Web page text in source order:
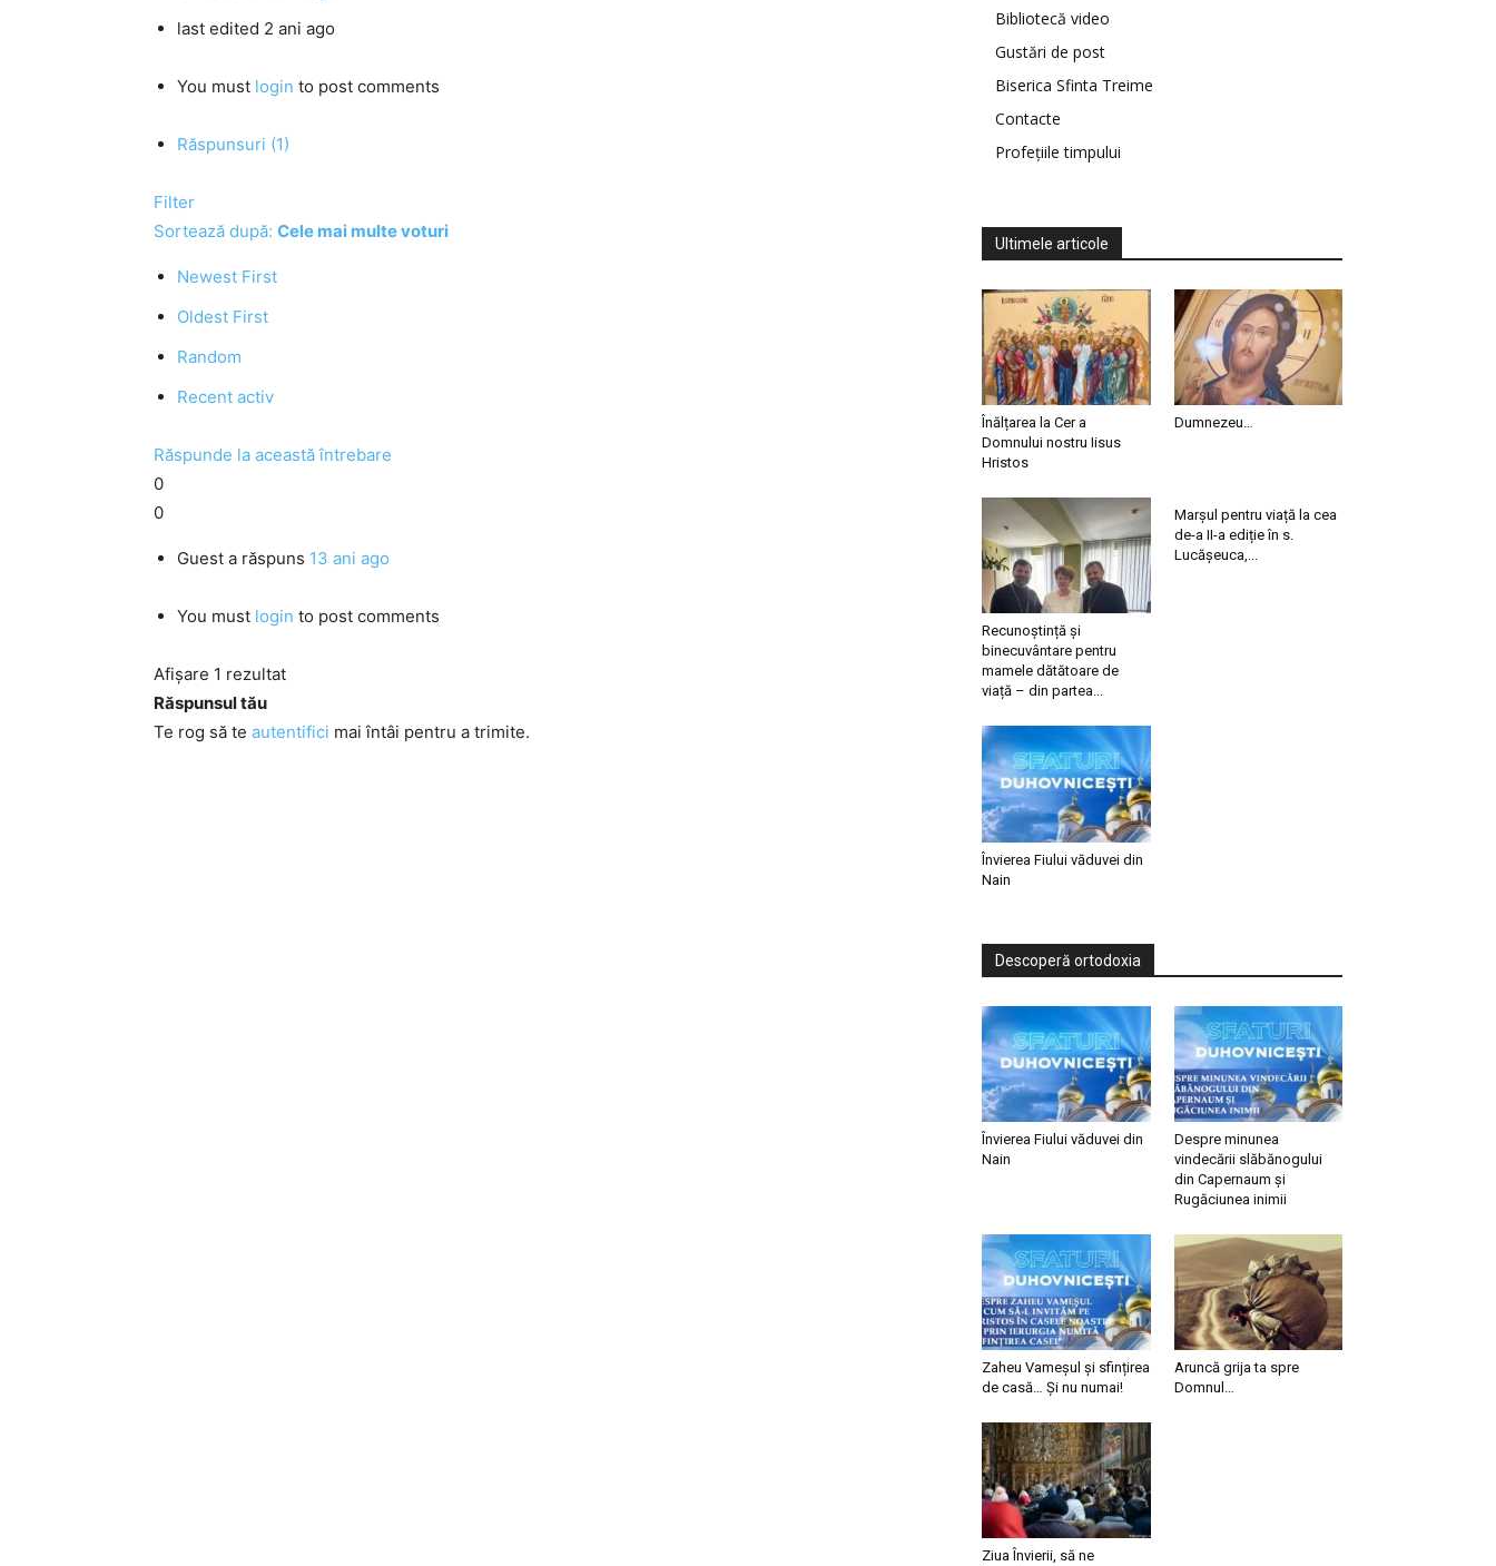
last edited 2 ani ago
You must login to post comments
Răspunsuri (1)
Filter
Sortează după: Cele mai multe voturi
Newest First
Oldest First
Random
Recent activ
Răspunde la această întrebare
0
0
Guest a răspuns 13 ani ago
You must login to post comments
Afișare 1 rezultat
Răspunsul tău
Te rog să te autentifici mai întâi pentru a trimite.
Bibliotecă video
Gustări de post
Biserica Sfinta Treime
Contacte
Profețiile timpului
Ultimele articole
Înălțarea la Cer a
Domnului nostru Iisus
Hristos
Dumnezeu…
Recunoștință și
binecuvântare pentru
mamele dătătoare de
viață – din partea...
Marșul pentru viață la cea
de-a II-a ediție în s.
Lucășeuca,...
Învierea Fiului văduvei din
Nain
Descoperă ortodoxia
Învierea Fiului văduvei din
Nain
Despre minunea
vindecării slăbănogului
din Capernaum și
Rugăciunea inimii
Zaheu Vameșul și sfințirea
de casă… Și nu numai!
Aruncă grija ta spre
Domnul…
Ziua Învierii, să ne